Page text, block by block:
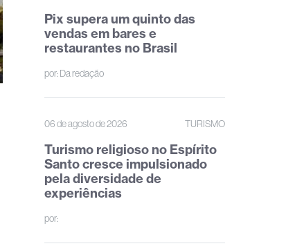
Pix supera um quinto das
vendas em bares e
restaurantes no Brasil
por:Da redação
06 de agosto de 2026 TURISMO
Turismo religioso no Espírito
Santo cresce impulsionado
pela diversidade de
experiências
por: